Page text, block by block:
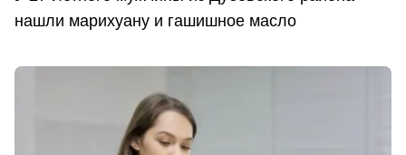
нашли марихуану и гашишное масло